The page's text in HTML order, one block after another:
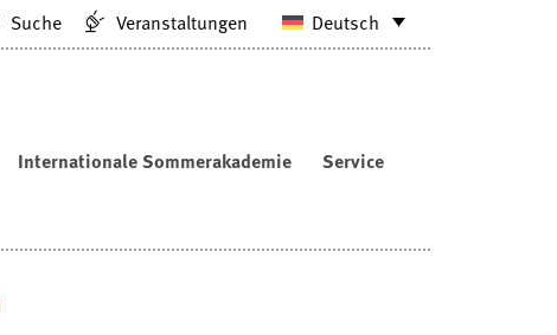
Deutsch
Suche Veranstaltungen
Internationale Sommerakademie Service